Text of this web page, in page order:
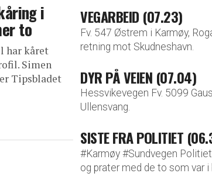
i
to
har kåret
Simen
Tipsbladet
VEGARBEID (07.23)
Fv. 547 Østrem i Karmøy,
retning mot Skudneshavn.
DYR PÅ VEIEN (07.04)
Hessvikevegen Fv. 5099
Ullensvang.
SISTE FRA POLITIET
#Karmøy #Sundvegen
og prater med de to som var i